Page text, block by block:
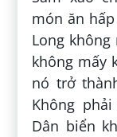
món ăn
Long
không mấy
nó trở
Không
Dân biển